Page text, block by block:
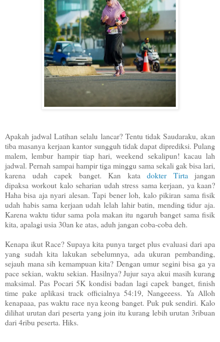
Apakah jadwal Latihan selalu lancar? Tentu tidak Saudaraku, akan
tiba masanya kerjaan kantor sungguh tidak dapat diprediksi. Pulang
malem, lembur hampir tiap hari, weekend sekalipun! kacau lah
jadwal. Pernah sampai hampir tiga minggu sama sekali gak bisa lari,
karena udah capek banget. Kan kata dokter Tirta jangan
dipaksa workout kalo seharian udah stress sama kerjaan, ya kaan?
Haha bisa aja nyari alesan. Tapi bener loh, kalo pikiran sama fisik
udah habis sama kerjaan udah lelah lahir batin, mending tidur aja.
Karena waktu tidur sama pola makan itu ngaruh banget sama fisik
kita, apalagi usia 30an ke atas, aduh jangan coba-coba deh.
Kenapa ikut Race? Supaya kita punya target plus evaluasi dari apa
yang sudah kita lakukan sebelumnya, ada ukuran pembanding,
sejauh mana sih kemampuan kita? Dengan umur segini bisa ga ya
pace sekian, waktu sekian. Hasilnya? Jujur saya akui masih kurang
maksimal. Pas Pocari 5K kondisi badan lagi capek banget, finish
time pake aplikasi track officialnya 54:19, Nangeeess. Ya Alloh
kenapaaa, pas waktu race nya keong banget. Puk puk sendiri. Kalo
dilihat urutan dari peserta yang join itu kurang lebih urutan 3ribuan
dari 4ribu peserta. Hiks.